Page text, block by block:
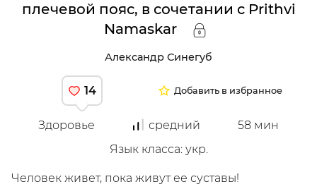
Мой
плечевой пояс, в сочетании с Prithvi
Namaskar
Александр Синегуб
14 Добавить в избранное
Здоровье средний 58 мин
Язык класса: укр.
Человек живет, пока живут ее суставы!